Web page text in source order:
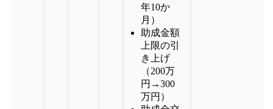
年10か
月）
助成金額
上限の引
き上げ
（200万
円→300
万円）